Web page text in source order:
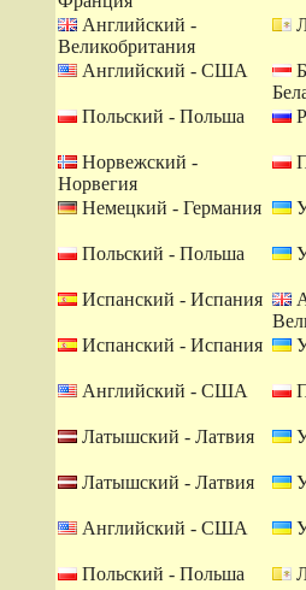
Английский -
Великобритания
Английский - США
Польский - Польша
Норвежский -
Норвегия
Немецкий - Германия
Польский - Польша
Испанский - Испания
Испанский - Испания
Английский - США
Латышский - Латвия
Латышский - Латвия
Английский - США
Польский - Польша